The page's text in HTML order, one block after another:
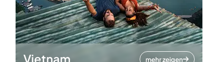
Vietnam mehr zeigen